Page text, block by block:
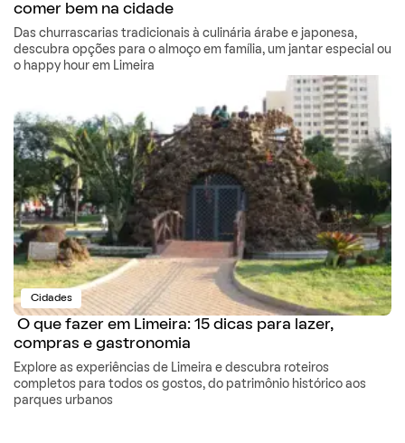
comer bem na cidade
Das churrascarias tradicionais à culinária árabe e japonesa,
descubra opções para o almoço em família, um jantar especial ou
o happy hour em Limeira
Cidades
O que fazer em Limeira: 15 dicas para lazer,
compras e gastronomia
Explore as experiências de Limeira e descubra roteiros
completos para todos os gostos, do patrimônio histórico aos
parques urbanos